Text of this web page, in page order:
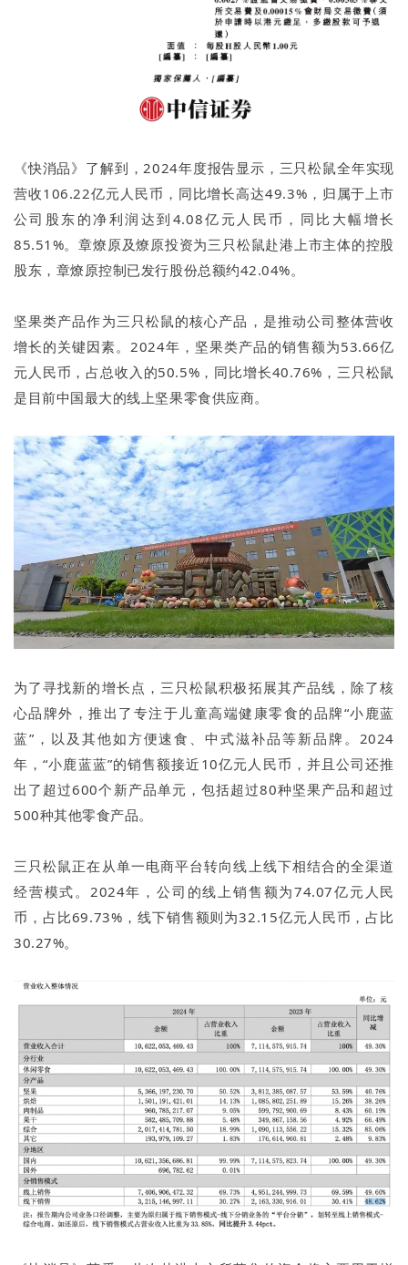
《快消品》了解到，2024年度报告显示，三只松鼠全年实现
营收106.22亿元人民币，同比增长高达49.3%，归属于上市
公司股东的净利润达到4.08亿元人民币，同比大幅增长
85.51%。章燎原及燎原投资为三只松鼠赴港上市主体的控股
股东，章燎原控制已发行股份总额约42.04%。
坚果类产品作为三只松鼠的核心产品，是推动公司整体营收
增长的关键因素。2024年，坚果类产品的销售额为53.66亿
元人民币，占总收入的50.5%，同比增长40.76%，三只松鼠
是目前中国最大的线上坚果零食供应商。
为了寻找新的增长点，三只松鼠积极拓展其产品线，除了核
心品牌外，推出了专注于儿童高端健康零食的品牌“小鹿蓝
蓝”，以及其他如方便速食、中式滋补品等新品牌。2024
年，“小鹿蓝蓝”的销售额接近10亿元人民币，并且公司还推
出了超过600个新产品单元，包括超过80种坚果产品和超过
500种其他零食产品。
三只松鼠正在从单一电商平台转向线上线下相结合的全渠道
经营模式。2024年，公司的线上销售额为74.07亿元人民
币，占比69.73%，线下销售额则为32.15亿元人民币，占比
30.27%。